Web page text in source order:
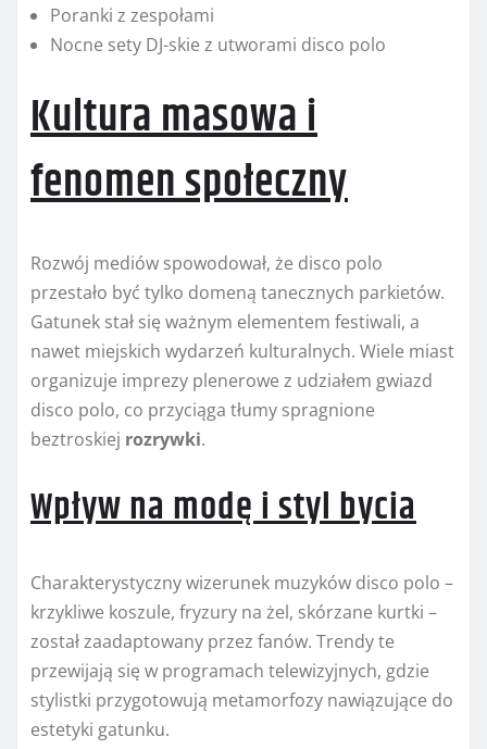
Poranki z zespołami
Nocne sety DJ-skie z utworami disco polo
Kultura masowa i
fenomen społeczny
Rozwój mediów spowodował, że disco polo
przestało być tylko domeną tanecznych parkietów.
Gatunek stał się ważnym elementem festiwali, a
nawet miejskich wydarzeń kulturalnych. Wiele miast
organizuje imprezy plenerowe z udziałem gwiazd
disco polo, co przyciąga tłumy spragnione
beztroskiej rozrywki.
Wpływ na modę i styl bycia
Charakterystyczny wizerunek muzyków disco polo –
krzykliwe koszule, fryzury na żel, skórzane kurtki –
został zaadaptowany przez fanów. Trendy te
przewijają się w programach telewizyjnych, gdzie
stylistki przygotowują metamorfozy nawiązujące do
estetyki gatunku.